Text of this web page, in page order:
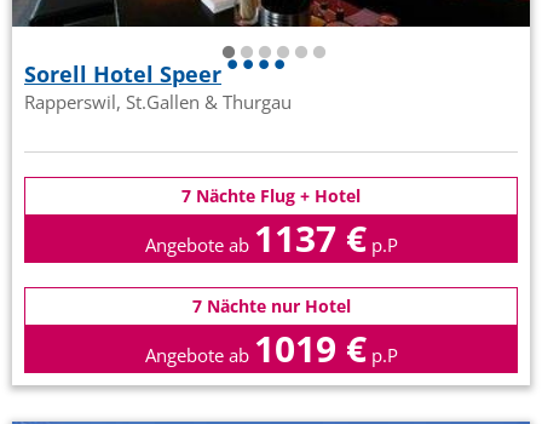
Sorell Hotel Speer
Rapperswil, St.Gallen & Thurgau
7 Nächte Flug + Hotel
Angebote ab 1137 € p.P
7 Nächte nur Hotel
Angebote ab 1019 € p.P